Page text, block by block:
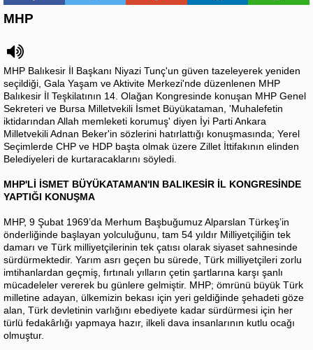
MHP
MHP Balıkesir İl Başkanı Niyazi Tunç'un güven tazeleyerek yeniden
seçildiği, Gala Yaşam ve Aktivite Merkezi'nde düzenlenen MHP
Balıkesir İl Teşkilatının 14. Olağan Kongresinde konuşan MHP Genel
Sekreteri ve Bursa Milletvekili İsmet Büyükataman, 'Muhalefetin
iktidarından Allah memleketi korumuş' diyen İyi Parti Ankara
Milletvekili Adnan Beker'in sözlerini hatırlattığı konuşmasında; Yerel
Seçimlerde CHP ve HDP başta olmak üzere Zillet İttifakının elinden
Belediyeleri de kurtaracaklarını söyledi.
MHP'Lİ İSMET BÜYÜKATAMAN'IN BALIKESİR İL KONGRESİNDE
YAPTIĞI KONUŞMA
MHP, 9 Şubat 1969’da Merhum Başbuğumuz Alparslan Türkeş’in
önderliğinde başlayan yolculuğunu, tam 54 yıldır Milliyetçiliğin tek
damarı ve Türk milliyetçilerinin tek çatısı olarak siyaset sahnesinde
sürdürmektedir. Yarım asrı geçen bu sürede, Türk milliyetçileri zorlu
imtihanlardan geçmiş, fırtınalı yılların çetin şartlarına karşı şanlı
mücadeleler vererek bu günlere gelmiştir. MHP; ömrünü büyük Türk
milletine adayan, ülkemizin bekası için yeri geldiğinde şehadeti göze
alan, Türk devletinin varlığını ebediyete kadar sürdürmesi için her
türlü fedakârlığı yapmaya hazır, ilkeli dava insanlarının kutlu ocağı
olmuştur.